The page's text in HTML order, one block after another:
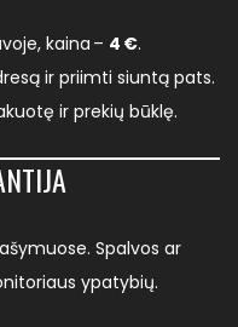
kaina – 4 €.
ir priimti siuntą pats.
ir prekių būklę.
Spalvos ar
ypatybių.